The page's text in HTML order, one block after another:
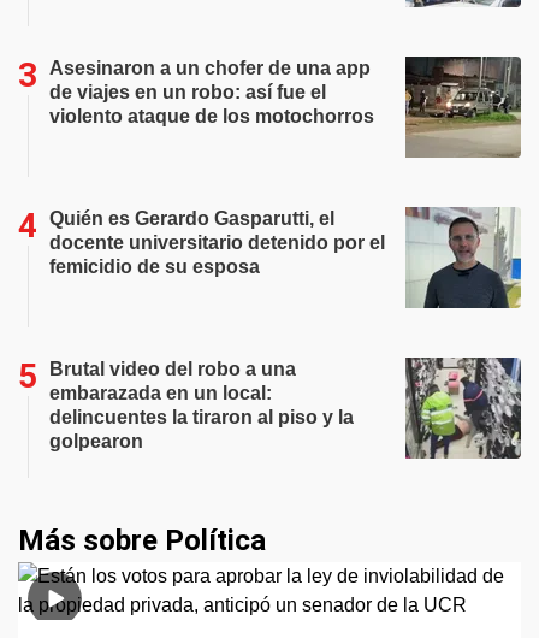
Asesinaron a un chofer de una app
de viajes en un robo: así fue el
violento ataque de los motochorros
Quién es Gerardo Gasparutti, el
docente universitario detenido por el
femicidio de su esposa
Brutal video del robo a una
embarazada en un local:
delincuentes la tiraron al piso y la
golpearon
Más sobre Política